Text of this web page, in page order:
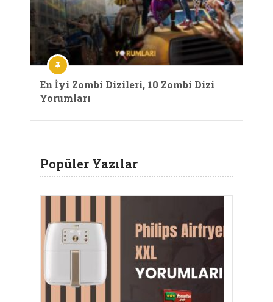
En İyi Zombi Dizileri, 10 Zombi Dizi
Yorumları
Popüler Yazılar